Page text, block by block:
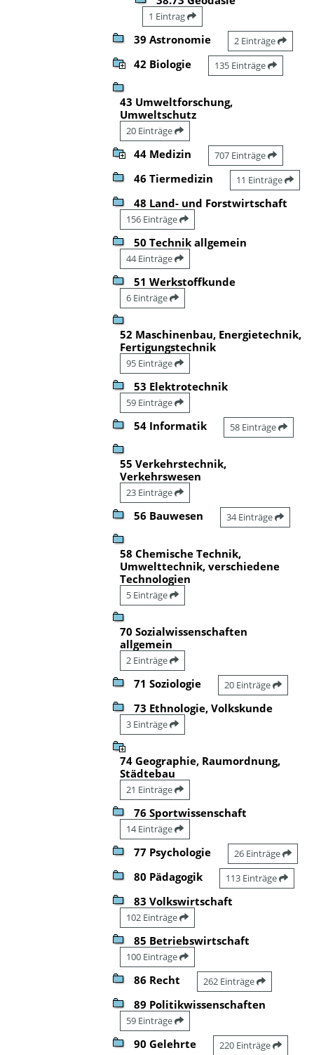
1 Eintrag
39 Astronomie 2 Einträge
42 Biologie 135 Einträge
43 Umweltforschung,
Umweltschutz
20 Einträge
44 Medizin 707 Einträge
46 Tiermedizin 11 Einträge
48 Land- und Forstwirtschaft
156 Einträge
50 Technik allgemein
44 Einträge
51 Werkstoffkunde
6 Einträge
52 Maschinenbau, Energietechnik,
Fertigungstechnik
95 Einträge
53 Elektrotechnik
59 Einträge
54 Informatik 58 Einträge
55 Verkehrstechnik,
Verkehrswesen
23 Einträge
56 Bauwesen 34 Einträge
58 Chemische Technik,
Umwelttechnik, verschiedene
Technologien
5 Einträge
70 Sozialwissenschaften
allgemein
2 Einträge
71 Soziologie 20 Einträge
73 Ethnologie, Volkskunde
3 Einträge
74 Geographie, Raumordnung,
Städtebau
21 Einträge
76 Sportwissenschaft
14 Einträge
77 Psychologie 26 Einträge
80 Pädagogik 113 Einträge
83 Volkswirtschaft
102 Einträge
85 Betriebswirtschaft
100 Einträge
86 Recht 262 Einträge
89 Politikwissenschaften
59 Einträge
90 Gelehrte 220 Einträge